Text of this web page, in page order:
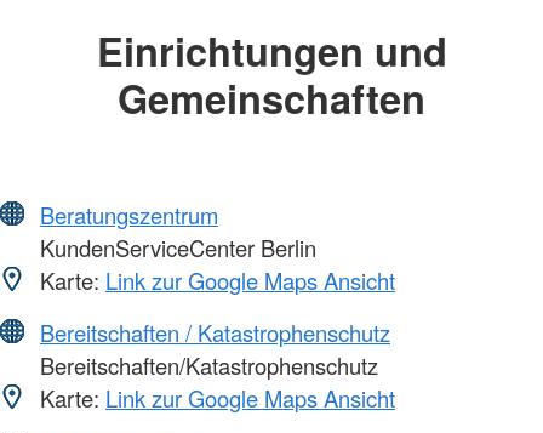
Einrichtungen und
Gemeinschaften
Beratungszentrum
KundenServiceCenter Berlin
Karte: Link zur Google Maps Ansicht
Bereitschaften / Katastrophenschutz
Bereitschaften/Katastrophenschutz
Karte: Link zur Google Maps Ansicht